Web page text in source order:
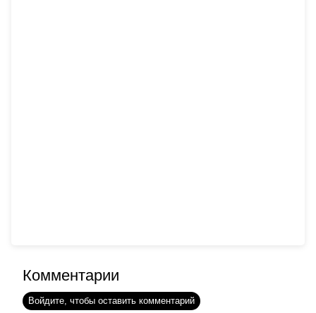
Комментарии
Войдите, чтобы оставить комментарий